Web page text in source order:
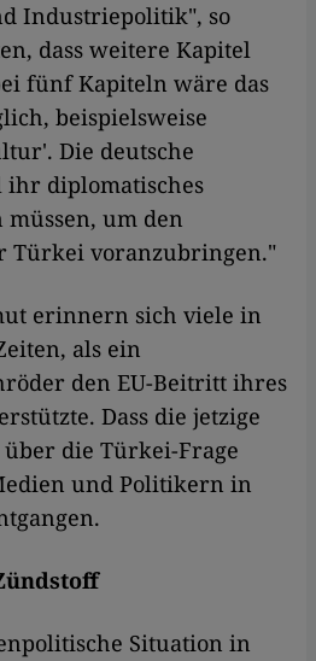
Industriepolitik", so
dass weitere Kapitel
fünf Kapiteln wäre das
beispielsweise
Die deutsche
diplomatisches
müssen, um den
Türkei voranzubringen."
erinnern sich viele in
als ein
den EU-Beitritt ihres
Dass die jetzige
die Türkei-Frage
und Politikern in
Situation in